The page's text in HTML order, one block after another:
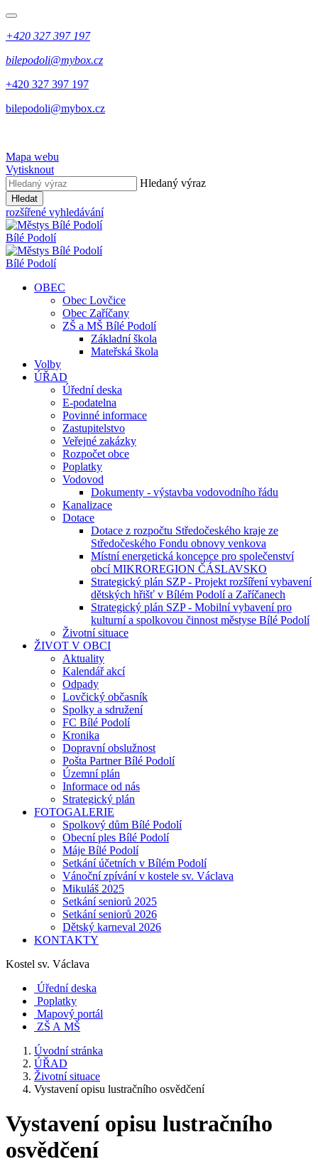
+420 327 397 197
bilepodoli@mybox.cz
+420 327 397 197
bilepodoli@mybox.cz
Mapa webu
Vytisknout
Hledaný výraz
Hledat
rozšířené vyhledávání
Bílé Podolí
Bílé Podolí
OBEC
Obec Lovčice
Obec Zaříčany
ZŠ a MŠ Bílé Podolí
Základní škola
Mateřská škola
Volby
ÚŘAD
Úřední deska
E-podatelna
Povinné informace
Zastupitelstvo
Veřejné zakázky
Rozpočet obce
Poplatky
Vodovod
Dokumenty - výstavba vodovodního řádu
Kanalizace
Dotace
Dotace z rozpočtu Středočeského kraje ze
Středočeského Fondu obnovy venkova
Místní energetická koncepce pro společenství
obcí MIKROREGION ČÁSLAVSKO
Strategický plán SZP - Projekt rozšíření vybavení
dětských hřišť v Bílém Podolí a Zaříčanech
Strategický plán SZP - Mobilní vybavení pro
kulturní a spolkovou činnost městyse Bílé Podolí
Životní situace
ŽIVOT V OBCI
Aktuality
Kalendář akcí
Odpady
Lovčický občasník
Spolky a sdružení
FC Bílé Podolí
Kronika
Dopravní obslužnost
Pošta Partner Bílé Podolí
Územní plán
Informace od nás
Strategický plán
FOTOGALERIE
Spolkový dům Bílé Podolí
Obecní ples Bílé Podolí
Máje Bílé Podolí
Setkání účetních v Bílém Podolí
Vánoční zpívání v kostele sv. Václava
Mikuláš 2025
Setkání seniorů 2025
Setkání seniorů 2026
Dětský karneval 2026
KONTAKTY
Kostel sv. Václava
Úřední deska
Poplatky
Mapový portál
ZŠ A MŠ
Úvodní stránka
ÚŘAD
Životní situace
Vystavení opisu lustračního osvědčení
Vystavení opisu lustračního
osvědčení